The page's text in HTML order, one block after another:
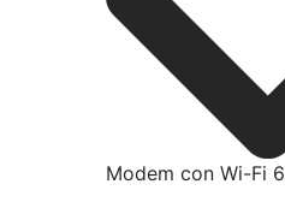
Modem con Wi-Fi 6